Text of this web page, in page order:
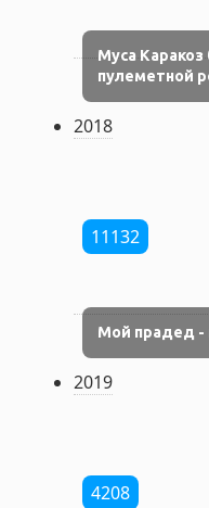
Муса
пулеметной
2018
11132
Мой прадед -
2019
4208